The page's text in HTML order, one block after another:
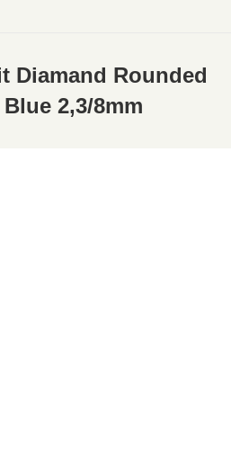
Diamand Rounded
2,3/8mm